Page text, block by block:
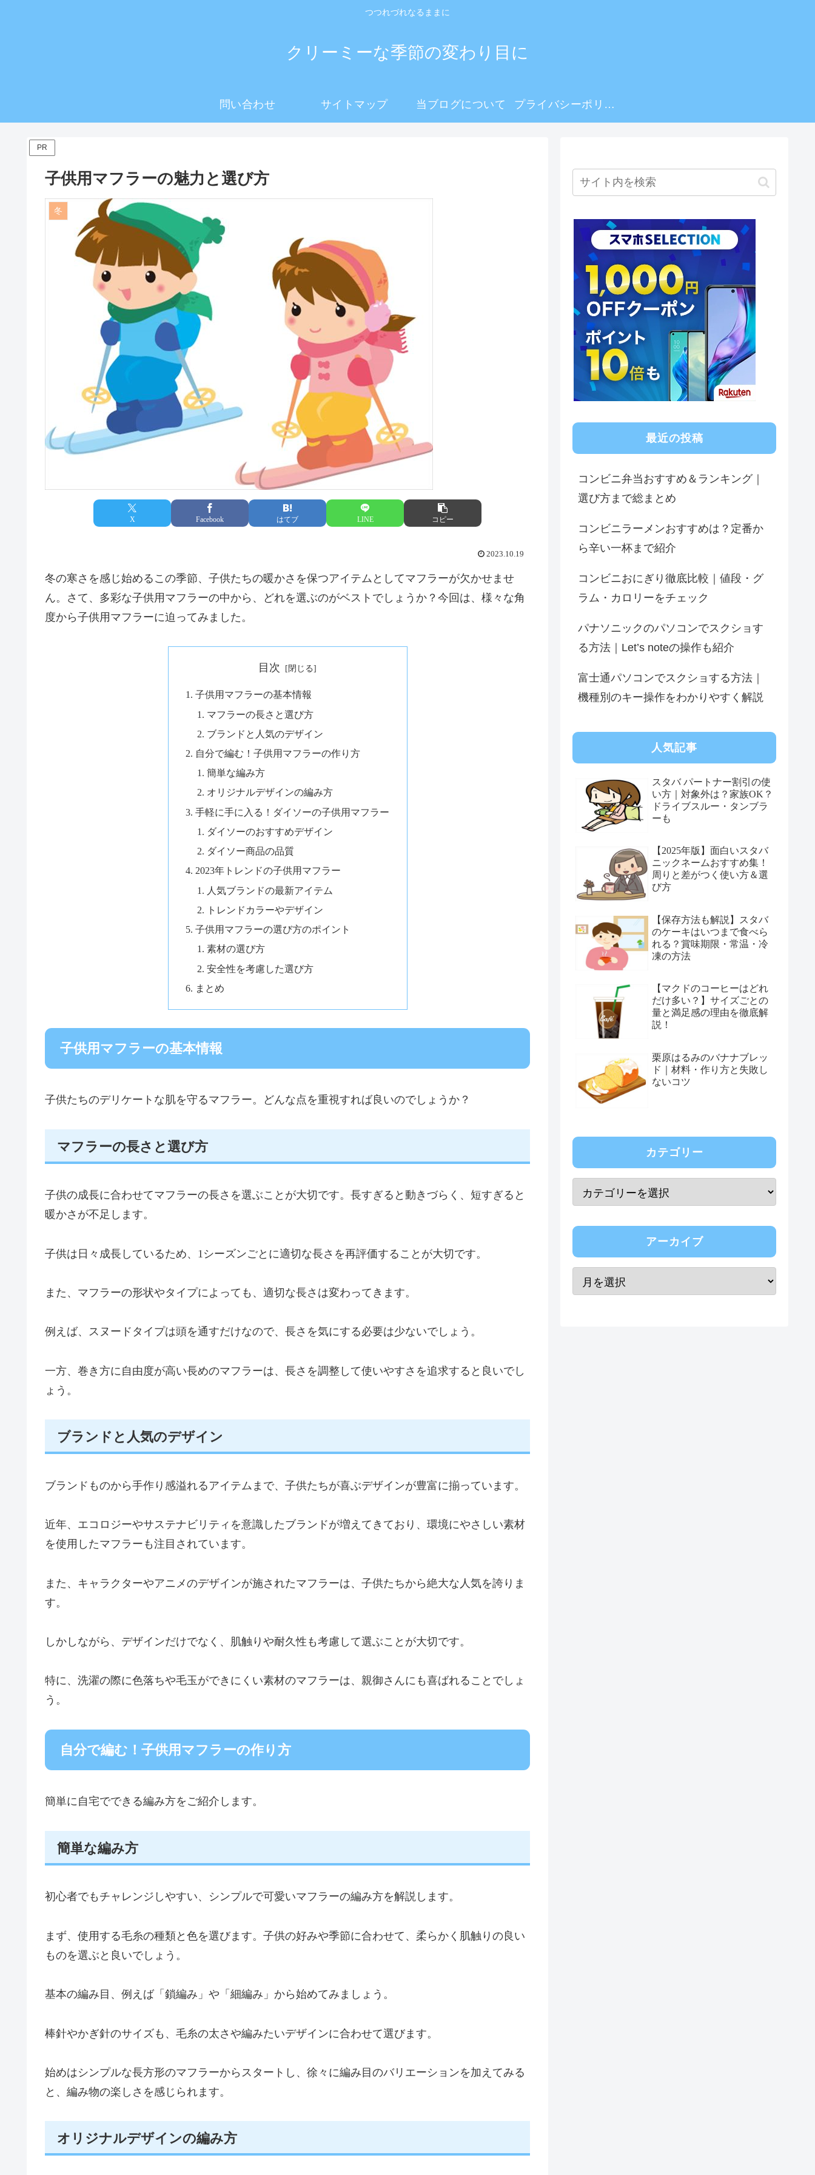
つつれづれなるままに
クリーミーな季節の変わり目に
問い合わせ サイトマップ 当ブログについて プライバシーポリシー
PR
子供用マフラーの魅力と選び方
冬
X Facebook はてブ LINE コピー
2023.10.19
冬の寒さを感じ始めるこの季節、子供たちの暖かさを保つアイテムとしてマフラーが欠かせませ
ん。さて、多彩な子供用マフラーの中から、どれを選ぶのがベストでしょうか？今回は、様々な角
度から子供用マフラーに迫ってみました。
目次
子供用マフラーの基本情報
マフラーの長さと選び方
ブランドと人気のデザイン
自分で編む！子供用マフラーの作り方
簡単な編み方
オリジナルデザインの編み方
手軽に手に入る！ダイソーの子供用マフラー
ダイソーのおすすめデザイン
ダイソー商品の品質
2023年トレンドの子供用マフラー
人気ブランドの最新アイテム
トレンドカラーやデザイン
子供用マフラーの選び方のポイント
素材の選び方
安全性を考慮した選び方
まとめ
子供用マフラーの基本情報
子供たちのデリケートな肌を守るマフラー。どんな点を重視すれば良いのでしょうか？
マフラーの長さと選び方
子供の成長に合わせてマフラーの長さを選ぶことが大切です。長すぎると動きづらく、短すぎると
暖かさが不足します。
子供は日々成長しているため、1シーズンごとに適切な長さを再評価することが大切です。
また、マフラーの形状やタイプによっても、適切な長さは変わってきます。
例えば、スヌードタイプは頭を通すだけなので、長さを気にする必要は少ないでしょう。
一方、巻き方に自由度が高い長めのマフラーは、長さを調整して使いやすさを追求すると良いでし
ょう。
ブランドと人気のデザイン
ブランドものから手作り感溢れるアイテムまで、子供たちが喜ぶデザインが豊富に揃っています。
近年、エコロジーやサステナビリティを意識したブランドが増えてきており、環境にやさしい素材
を使用したマフラーも注目されています。
また、キャラクターやアニメのデザインが施されたマフラーは、子供たちから絶大な人気を誇りま
す。
しかしながら、デザインだけでなく、肌触りや耐久性も考慮して選ぶことが大切です。
特に、洗濯の際に色落ちや毛玉ができにくい素材のマフラーは、親御さんにも喜ばれることでしょ
う。
自分で編む！子供用マフラーの作り方
簡単に自宅でできる編み方をご紹介します。
簡単な編み方
初心者でもチャレンジしやすい、シンプルで可愛いマフラーの編み方を解説します。
まず、使用する毛糸の種類と色を選びます。子供の好みや季節に合わせて、柔らかく肌触りの良い
ものを選ぶと良いでしょう。
基本の編み目、例えば「鎖編み」や「細編み」から始めてみましょう。
棒針やかぎ針のサイズも、毛糸の太さや編みたいデザインに合わせて選びます。
始めはシンプルな長方形のマフラーからスタートし、徐々に編み目のバリエーションを加えてみる
と、編み物の楽しさを感じられます。
オリジナルデザインの編み方
最近の投稿
コンビニ弁当おすすめ＆ランキング｜
選び方まで総まとめ
コンビニラーメンおすすめは？定番か
ら辛い一杯まで紹介
コンビニおにぎり徹底比較｜値段・グ
ラム・カロリーをチェック
パナソニックのパソコンでスクショす
る方法｜Let’s noteの操作も紹介
富士通パソコンでスクショする方法｜
機種別のキー操作をわかりやすく解説
人気記事
スタバ パートナー割引の使
い方｜対象外は？家族OK？
ドライブスルー・タンブラ
ーも
【2025年版】面白いスタバ
ニックネームおすすめ集！
周りと差がつく使い方＆選
び方
【保存方法も解説】スタバ
のケーキはいつまで食べら
れる？賞味期限・常温・冷
凍の方法
【マクドのコーヒーはどれ
だけ多い？】サイズごとの
量と満足感の理由を徹底解
説！
栗原はるみのバナナブレッ
ド｜材料・作り方と失敗し
ないコツ
カテゴリー
アーカイブ